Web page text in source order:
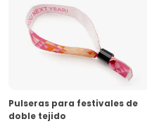
Pulseras para festivales de
doble tejido